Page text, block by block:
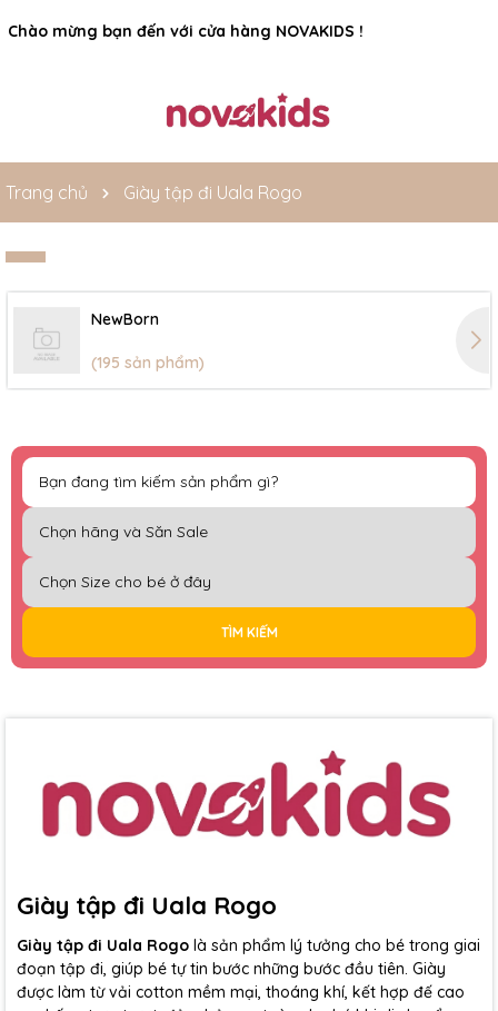
Chào mừng bạn đến với cửa hàng NOVAKIDS !
Trang chủ Giày tập đi Uala Rogo
NewBorn
(195 sản phẩm)
TÌM KIẾM
Giày tập đi Uala Rogo
Giày tập đi Uala Rogo là sản phẩm lý tưởng cho bé trong giai
đoạn tập đi, giúp bé tự tin bước những bước đầu tiên. Giày
được làm từ vải cotton mềm mại, thoáng khí, kết hợp đế cao